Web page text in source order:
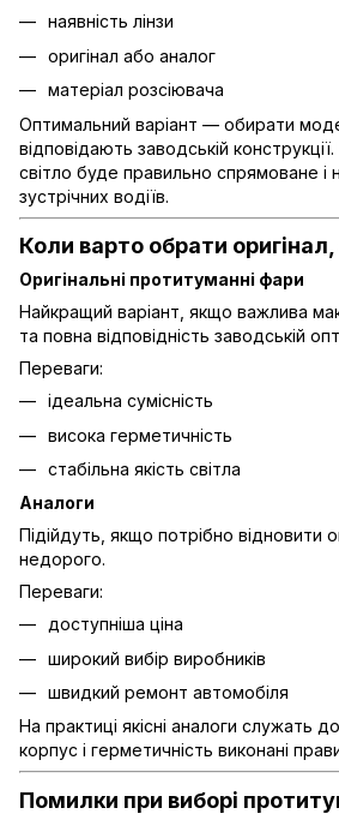
наявність лінзи
оригінал або аналог
матеріал розсіювача
Оптимальний варіант — обирати
відповідають заводській
світло буде правильно спрямоване і
зустрічних водіїв.
Коли варто обрати
Оригінальні протитуманні фари
Найкращий варіант, якщо важлива
та повна відповідність заводській
Переваги:
ідеальна сумісність
висока герметичність
стабільна якість світла
Аналоги
Підійдуть, якщо потрібно відновити
недорого.
Переваги:
доступніша ціна
широкий вибір виробників
швидкий ремонт автомобіля
На практиці якісні аналоги служать
корпус і герметичність виконані
Помилки при виборі